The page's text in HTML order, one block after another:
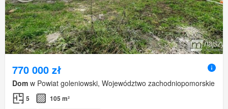
770 000 zł
Dom w Powiat goleniowski, Województwo zachodniopomorskie
5 105 m²